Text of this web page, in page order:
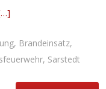
, Brandeinsatz,
, Sarstedt